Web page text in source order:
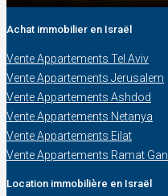
Achat immobilier en Israël
Vente Appartements Tel Aviv
Vente Appartements Jerusalem
Vente Appartements Ashdod
Vente Appartements Netanya
Vente Appartements Eilat
Vente Appartements Ramat Gan
Location immobilière en Israël